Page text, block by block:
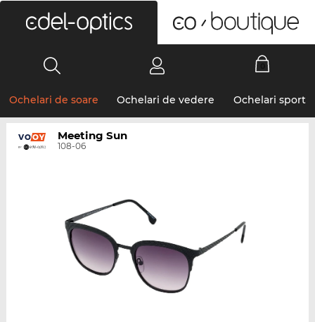
Ochelari de soare Ochelari de vedere Ochelari sport
Meeting Sun
108-06